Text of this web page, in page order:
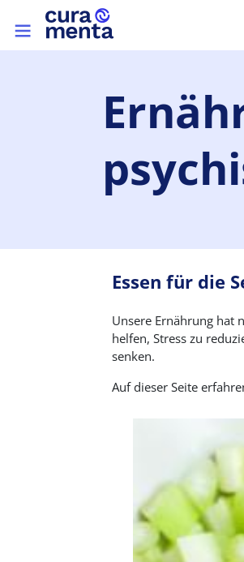
Skip to main content
Top menu
Essen für die
Unsere Ernährung hat
helfen, Stress zu
senken.
Auf dieser Seite